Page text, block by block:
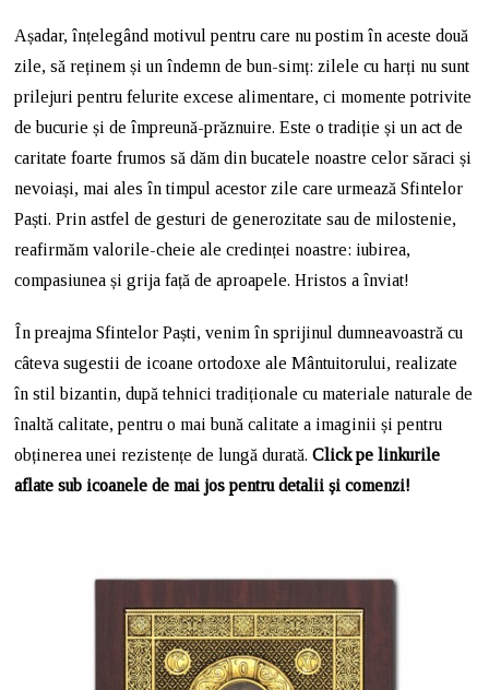
Așadar, înțelegând motivul pentru care nu postim în aceste două
zile, să reținem și un îndemn de bun-simț: zilele cu harți nu sunt
prilejuri pentru felurite excese alimentare, ci momente potrivite
de bucurie și de împreună-prăznuire. Este o tradiție și un act de
caritate foarte frumos să dăm din bucatele noastre celor săraci și
nevoiași, mai ales în timpul acestor zile care urmează Sfintelor
Paști. Prin astfel de gesturi de generozitate sau de milostenie,
reafirmăm valorile-cheie ale credinței noastre: iubirea,
compasiunea și grija față de aproapele. Hristos a înviat!
În preajma Sfintelor Paști, venim în sprijinul dumneavoastră cu
câteva sugestii de icoane ortodoxe ale Mântuitorului, realizate
în stil bizantin, după tehnici tradiționale cu materiale naturale de
înaltă calitate, pentru o mai bună calitate a imaginii și pentru
obținerea unei rezistențe de lungă durată.Click pe linkurile
aflate sub icoanele de mai jos pentru detalii și comenzi!